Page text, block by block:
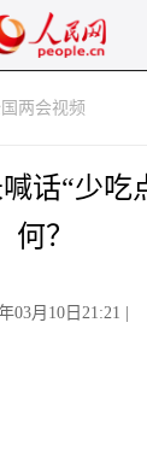
两会视频
话“少吃
何？
03月10日21:21